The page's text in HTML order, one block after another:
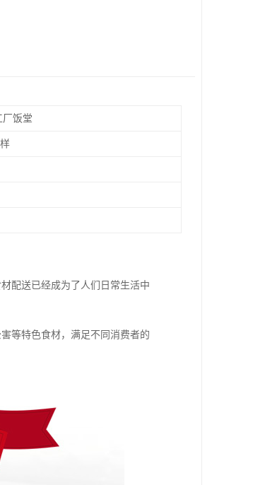
厂饭堂
配送已经成为了人们日常生活中
等特色食材，满足不同消费者的